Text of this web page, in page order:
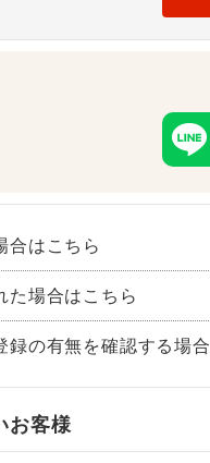
合はこちら
た場合はこちら
録の有無を確認する場
お客様